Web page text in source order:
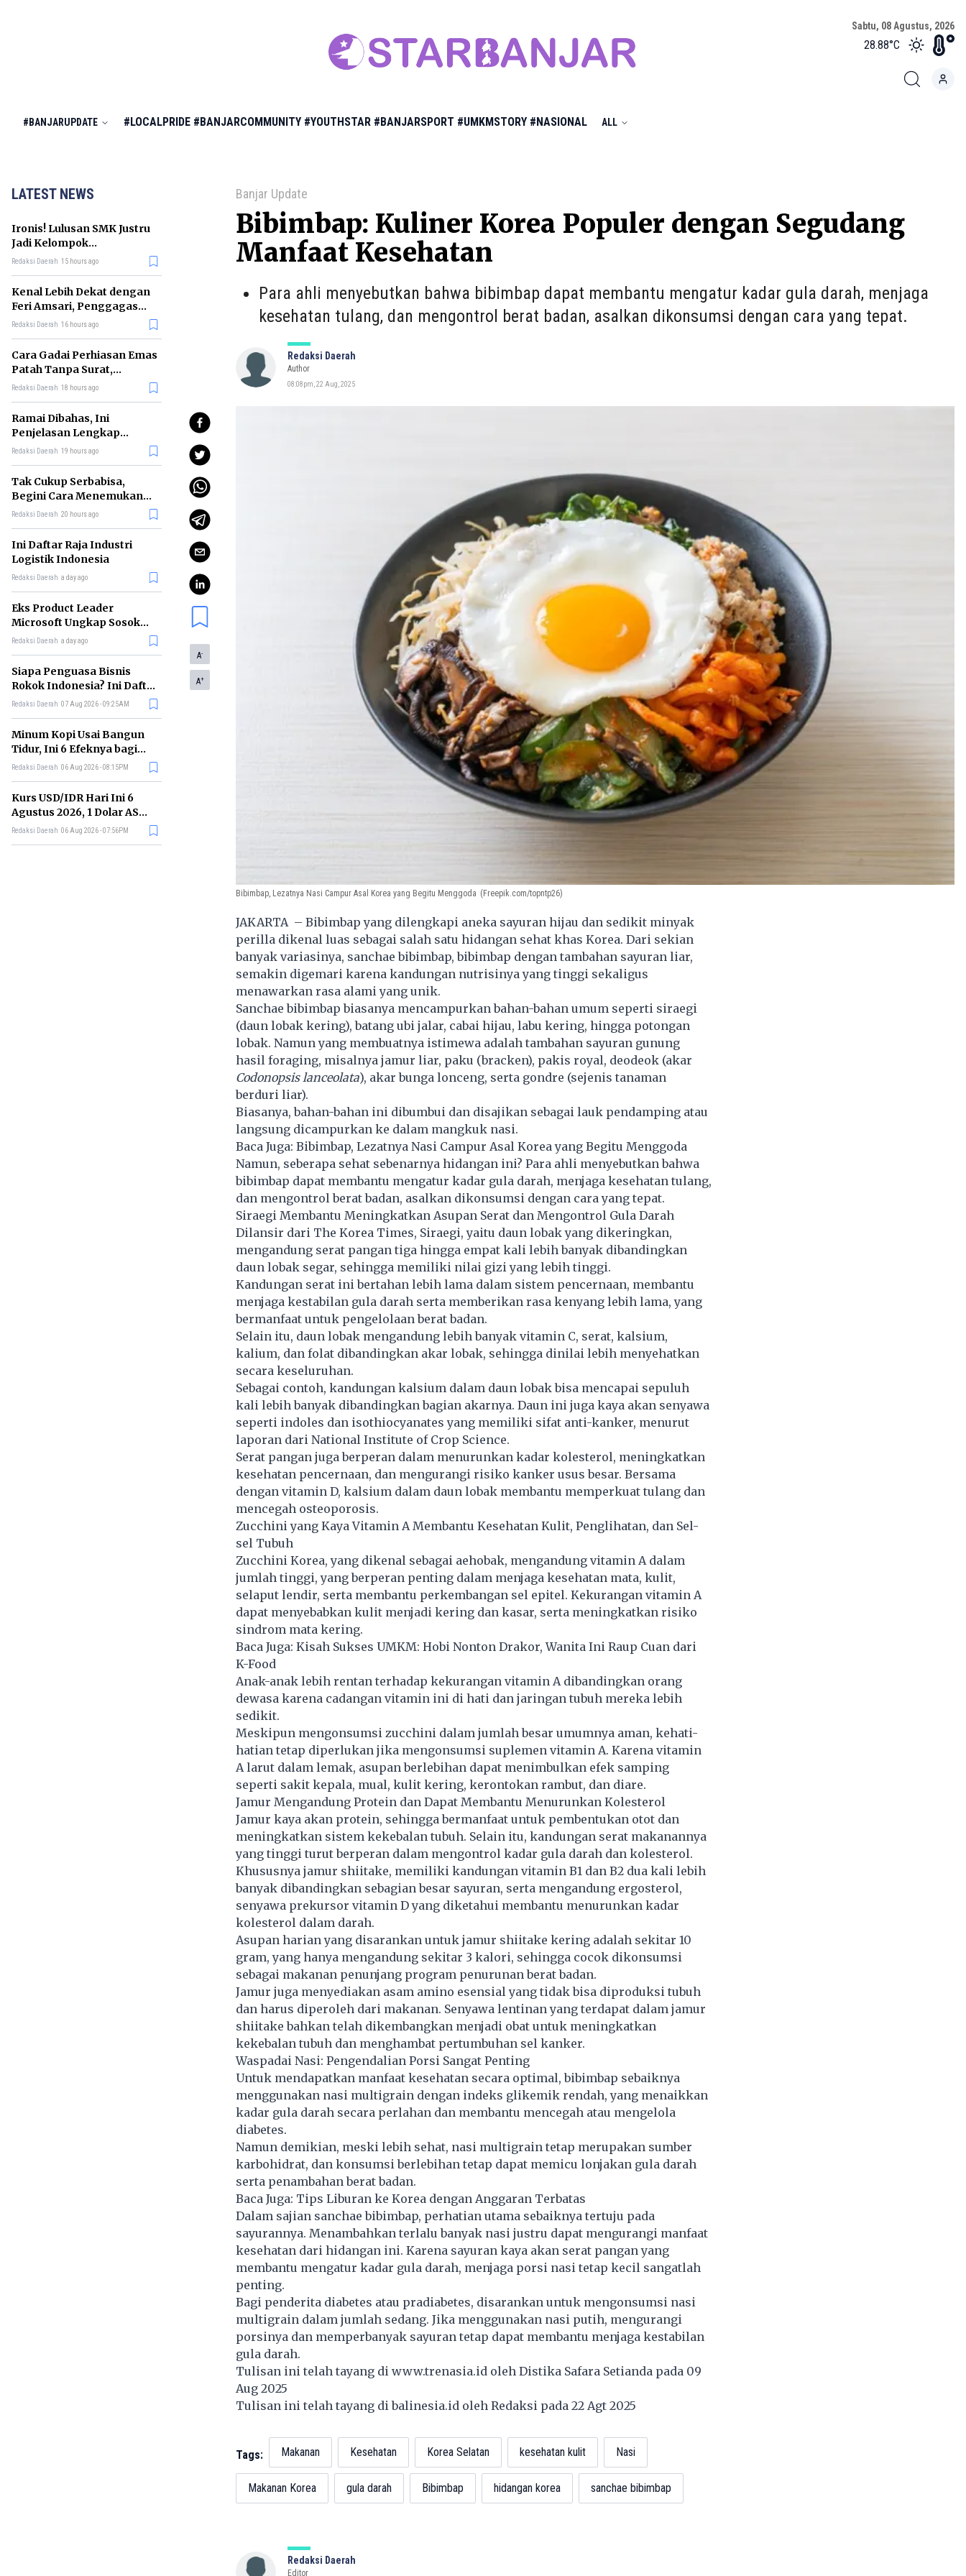
Sabtu, 08 Agustus, 2026
28.88°C
#BANJARUPDATE #LOCALPRIDE #BANJARCOMMUNITY #YOUTHSTAR #BANJARSPORT #UMKMSTORY #NASIONAL ALL
LATEST NEWS
Ironis! Lulusan SMK Justru
Jadi Kelompok
Pengangguran Terbanyak
Redaksi Daerah 15 hours ago
Kenal Lebih Dekat dengan
Feri Amsari, Penggagas
Kabinet Bayangan
Redaksi Daerah 16 hours ago
Cara Gadai Perhiasan Emas
Patah Tanpa Surat,
Ternyata Tetap Bisa!
Redaksi Daerah 18 hours ago
Ramai Dibahas, Ini
Penjelasan Lengkap
tentang Konsep Kabinet
Redaksi Daerah 19 hours ago
Tak Cukup Serbabisa,
Begini Cara Menemukan
'Spike' agar CV Dilirik HR
Redaksi Daerah 20 hours ago
Ini Daftar Raja Industri
Logistik Indonesia
Redaksi Daerah a day ago
Eks Product Leader
Microsoft Ungkap Sosok
yang Paling Cocok
Redaksi Daerah a day ago
Siapa Penguasa Bisnis
Rokok Indonesia? Ini Daftar
Perusahaan Terbesarnya
Redaksi Daerah 07 Aug 2026 - 09:25AM
Minum Kopi Usai Bangun
Tidur, Ini 6 Efeknya bagi
Kesehatan Tubuh
Redaksi Daerah 06 Aug 2026 - 08:15PM
Kurs USD/IDR Hari Ini 6
Agustus 2026, 1 Dolar AS
Kini Berapa Rupiah?
Redaksi Daerah 06 Aug 2026 - 07:56PM
Banjar Update
Bibimbap: Kuliner Korea Populer dengan Segudang
Manfaat Kesehatan
Para ahli menyebutkan bahwa bibimbap dapat membantu mengatur kadar gula darah, menjaga
kesehatan tulang, dan mengontrol berat badan, asalkan dikonsumsi dengan cara yang tepat.
Redaksi Daerah
Author
08:08pm, 22 Aug, 2025
A-
A+
Bibimbap, Lezatnya Nasi Campur Asal Korea yang Begitu Menggoda (Freepik.com/topntp26)
JAKARTA – Bibimbap yang dilengkapi aneka sayuran hijau dan sedikit minyak
perilla dikenal luas sebagai salah satu hidangan sehat khas Korea. Dari sekian
banyak variasinya, sanchae bibimbap, bibimbap dengan tambahan sayuran liar,
semakin digemari karena kandungan nutrisinya yang tinggi sekaligus
menawarkan rasa alami yang unik.
Sanchae bibimbap biasanya mencampurkan bahan-bahan umum seperti siraegi
(daun lobak kering), batang ubi jalar, cabai hijau, labu kering, hingga potongan
lobak. Namun yang membuatnya istimewa adalah tambahan sayuran gunung
hasil foraging, misalnya jamur liar, paku (bracken), pakis royal, deodeok (akar
Codonopsis lanceolata), akar bunga lonceng, serta gondre (sejenis tanaman
berduri liar).
Biasanya, bahan-bahan ini dibumbui dan disajikan sebagai lauk pendamping atau
langsung dicampurkan ke dalam mangkuk nasi.
Baca Juga: Bibimbap, Lezatnya Nasi Campur Asal Korea yang Begitu Menggoda
Namun, seberapa sehat sebenarnya hidangan ini? Para ahli menyebutkan bahwa
bibimbap dapat membantu mengatur kadar gula darah, menjaga kesehatan tulang,
dan mengontrol berat badan, asalkan dikonsumsi dengan cara yang tepat.
Siraegi Membantu Meningkatkan Asupan Serat dan Mengontrol Gula Darah
Dilansir dari The Korea Times, Siraegi, yaitu daun lobak yang dikeringkan,
mengandung serat pangan tiga hingga empat kali lebih banyak dibandingkan
daun lobak segar, sehingga memiliki nilai gizi yang lebih tinggi.
Kandungan serat ini bertahan lebih lama dalam sistem pencernaan, membantu
menjaga kestabilan gula darah serta memberikan rasa kenyang lebih lama, yang
bermanfaat untuk pengelolaan berat badan.
Selain itu, daun lobak mengandung lebih banyak vitamin C, serat, kalsium,
kalium, dan folat dibandingkan akar lobak, sehingga dinilai lebih menyehatkan
secara keseluruhan.
Sebagai contoh, kandungan kalsium dalam daun lobak bisa mencapai sepuluh
kali lebih banyak dibandingkan bagian akarnya. Daun ini juga kaya akan senyawa
seperti indoles dan isothiocyanates yang memiliki sifat anti-kanker, menurut
laporan dari National Institute of Crop Science.
Serat pangan juga berperan dalam menurunkan kadar kolesterol, meningkatkan
kesehatan pencernaan, dan mengurangi risiko kanker usus besar. Bersama
dengan vitamin D, kalsium dalam daun lobak membantu memperkuat tulang dan
mencegah osteoporosis.
Zucchini yang Kaya Vitamin A Membantu Kesehatan Kulit, Penglihatan, dan Sel-
sel Tubuh
Zucchini Korea, yang dikenal sebagai aehobak, mengandung vitamin A dalam
jumlah tinggi, yang berperan penting dalam menjaga kesehatan mata, kulit,
selaput lendir, serta membantu perkembangan sel epitel. Kekurangan vitamin A
dapat menyebabkan kulit menjadi kering dan kasar, serta meningkatkan risiko
sindrom mata kering.
Baca Juga: Kisah Sukses UMKM: Hobi Nonton Drakor, Wanita Ini Raup Cuan dari
K-Food
Anak-anak lebih rentan terhadap kekurangan vitamin A dibandingkan orang
dewasa karena cadangan vitamin ini di hati dan jaringan tubuh mereka lebih
sedikit.
Meskipun mengonsumsi zucchini dalam jumlah besar umumnya aman, kehati-
hatian tetap diperlukan jika mengonsumsi suplemen vitamin A. Karena vitamin
A larut dalam lemak, asupan berlebihan dapat menimbulkan efek samping
seperti sakit kepala, mual, kulit kering, kerontokan rambut, dan diare.
Jamur Mengandung Protein dan Dapat Membantu Menurunkan Kolesterol
Jamur kaya akan protein, sehingga bermanfaat untuk pembentukan otot dan
meningkatkan sistem kekebalan tubuh. Selain itu, kandungan serat makanannya
yang tinggi turut berperan dalam mengontrol kadar gula darahdan kolesterol.
Khususnya jamur shiitake, memiliki kandungan vitamin B1 dan B2 dua kali lebih
banyak dibandingkan sebagian besar sayuran, serta mengandung ergosterol,
senyawa prekursor vitamin D yang diketahui membantu menurunkan kadar
kolesterol dalam darah.
Asupan harian yang disarankan untuk jamur shiitake kering adalah sekitar 10
gram, yang hanya mengandung sekitar 3 kalori, sehingga cocok dikonsumsi
sebagai makanan penunjang program penurunan berat badan.
Jamur juga menyediakan asam amino esensial yang tidak bisa diproduksi tubuh
dan harus diperoleh dari makanan. Senyawa lentinan yang terdapat dalam jamur
shiitake bahkan telah dikembangkan menjadi obat untuk meningkatkan
kekebalan tubuh dan menghambat pertumbuhan sel kanker.
Waspadai Nasi: Pengendalian Porsi Sangat Penting
Untuk mendapatkan manfaat kesehatan secara optimal, bibimbap sebaiknya
menggunakan nasi multigrain dengan indeks glikemik rendah, yang menaikkan
kadar gula darah secara perlahan dan membantu mencegah atau mengelola
diabetes.
Namun demikian, meski lebih sehat, nasi multigrain tetap merupakan sumber
karbohidrat, dan konsumsi berlebihan tetap dapat memicu lonjakan gula darah
serta penambahan berat badan.
Baca Juga: Tips Liburan ke Korea dengan Anggaran Terbatas
Dalam sajian sanchae bibimbap, perhatian utama sebaiknya tertuju pada
sayurannya. Menambahkan terlalu banyak nasi justru dapat mengurangi manfaat
kesehatan dari hidangan ini. Karena sayuran kaya akan serat pangan yang
membantu mengatur kadar gula darah, menjaga porsi nasi tetap kecil sangatlah
penting.
Bagi penderita diabetes atau pradiabetes, disarankan untuk mengonsumsi nasi
multigrain dalam jumlah sedang. Jika menggunakan nasi putih, mengurangi
porsinya dan memperbanyak sayuran tetap dapat membantu menjaga kestabilan
gula darah.
Tulisan ini telah tayang di www.trenasia.idoleh Distika Safara Setianda pada 09
Aug 2025
Tulisan ini telah tayang dibalinesia.idoleh Redaksi pada 22 Agt 2025
Tags: Makanan Kesehatan Korea Selatan kesehatan kulit Nasi
Makanan Korea gula darah Bibimbap hidangan korea sanchae bibimbap
Redaksi Daerah
Editor